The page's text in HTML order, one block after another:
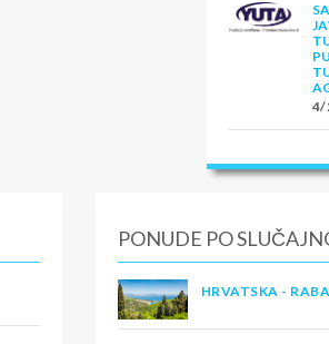
4/
PONUDE PO
HRVATSKA -